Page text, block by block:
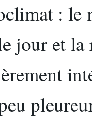
: le
jour et la